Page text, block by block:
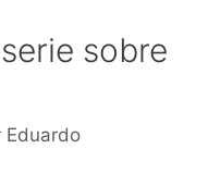
sobre
Eduardo